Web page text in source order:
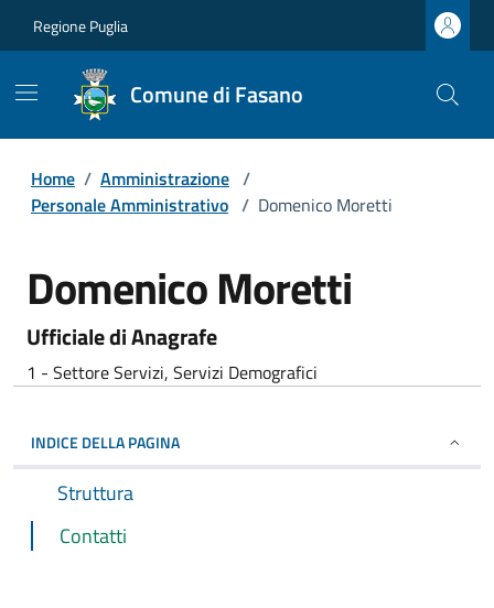
Regione Puglia
Comune di Fasano
Home / Amministrazione /
Personale Amministrativo / Domenico Moretti
Domenico Moretti
Ufficiale di Anagrafe
1 - Settore Servizi, Servizi Demografici
INDICE DELLA PAGINA
Struttura
Contatti